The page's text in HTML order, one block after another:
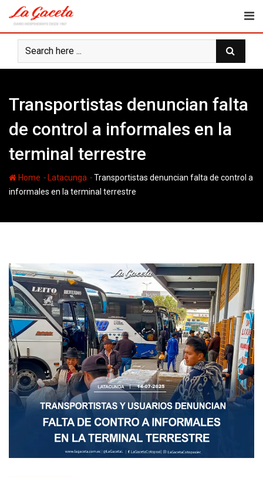
content
Transportistas denuncian falta
de control a informales en la
terminal terrestre
Home - Latacunga -Transportistas denuncian falta de control a
informales en la terminal terrestre